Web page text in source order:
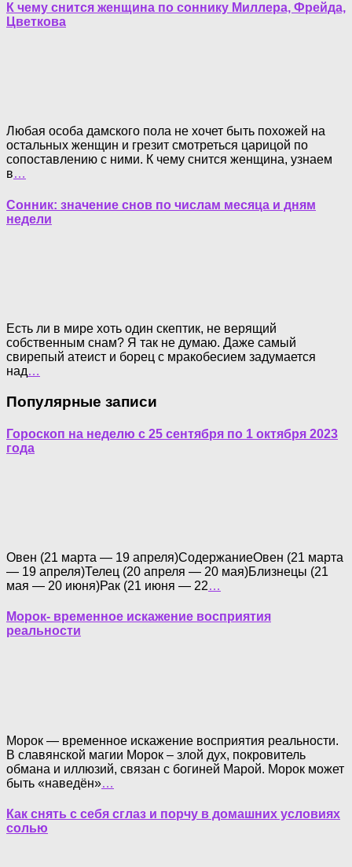
К чему снится женщина по соннику Миллера, Фрейда,
Цветкова
Любая особа дамского пола не хочет быть похожей на
остальных женщин и грезит смотреться царицой по
сопоставлению с ними. К чему снится женщина, узнаем
в…
Сонник: значение снов по числам месяца и дням
недели
Есть ли в мире хоть один скептик, не верящий
собственным снам? Я так не думаю. Даже самый
свирепый атеист и борец с мракобесием задумается
над…
Популярные записи
Гороскоп на неделю с 25 сентября по 1 октября 2023
года
Овен (21 марта — 19 апреля)СодержаниеОвен (21 марта
— 19 апреля)Телец (20 апреля — 20 мая)Близнецы (21
мая — 20 июня)Рак (21 июня — 22…
Морок- временное искажение восприятия
реальности
Морок — временное искажение восприятия реальности.
В славянской магии Морок – злой дух, покровитель
обмана и иллюзий, связан с богиней Марой. Морок может
быть «наведён»…
Как снять с себя сглаз и порчу в домашних условиях
солью